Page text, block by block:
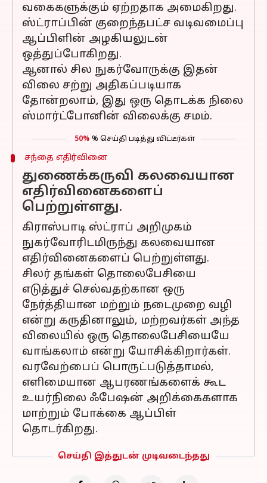
வகைகளுக்கும் ஏற்றதாக அமைகிறது.
ஸ்ட்ராப்பின் குறைந்தபட்ச வடிவமைப்பு
ஆப்பிளின் அழகியலுடன்
ஒத்துப்போகிறது.
ஆனால் சில நுகர்வோருக்கு இதன்
விலை சற்று அதிகப்படியாக
தோன்றலாம், இது ஒரு தொடக்க நிலை
ஸ்மார்ட்போனின் விலைக்கு சமம்.
50% % செய்தி படித்து விட்டீர்கள்
சந்தை எதிர்வினை
துணைக்கருவி கலவையான
எதிர்வினைகளைப்
பெற்றுள்ளது.
கிராஸ்பாடி ஸ்ட்ராப் அறிமுகம்
நுகர்வோரிடமிருந்து கலவையான
எதிர்வினைகளைப் பெற்றுள்ளது.
சிலர் தங்கள் தொலைபேசியை
எடுத்துச் செல்வதற்கான ஒரு
நேர்த்தியான மற்றும் நடைமுறை வழி
என்று கருதினாலும், மற்றவர்கள் அந்த
விலையில் ஒரு தொலைபேசியையே
வாங்கலாம் என்று யோசிக்கிறார்கள்.
வரவேற்பைப் பொருட்படுத்தாமல்,
எளிமையான ஆபரணங்களைக் கூட
உயர்நிலை ஃபேஷன் அறிக்கைகளாக
மாற்றும் போக்கை ஆப்பிள்
தொடர்கிறது.
செய்தி இத்துடன் முடிவடைந்தது